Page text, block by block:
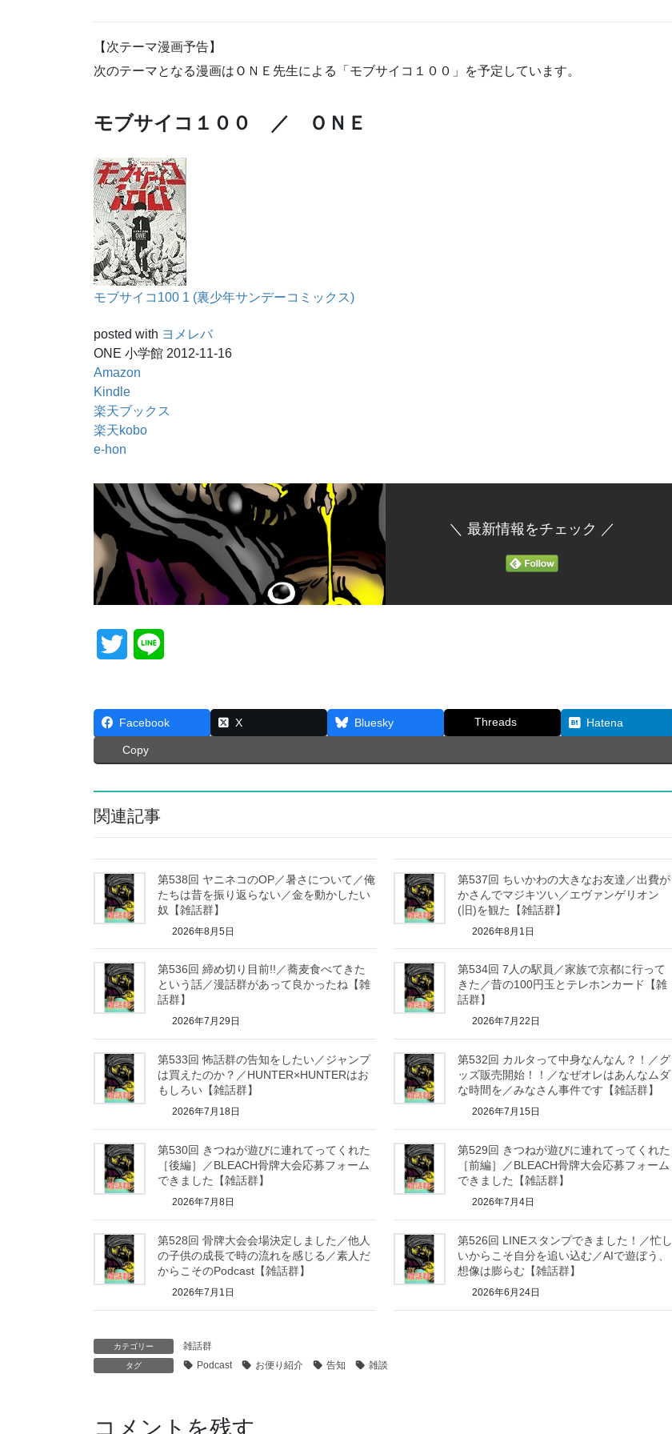
【次テーマ漫画予告】
次のテーマとなる漫画はＯＮＥ先生による「モブサイコ１００」を予定しています。
モブサイコ１００ ／ ＯＮＥ
モブサイコ100 1 (裏少年サンデーコミックス)
posted with ヨメレバ
ONE 小学館 2012-11-16
Amazon
Kindle
楽天ブックス
楽天kobo
e-hon
＼ 最新情報をチェック ／
t
t
e
r
e
Facebook X Bluesky Threads Hatena
Copy
関連記事
第538回 ヤニネコのOP／暑さについて／俺
たちは昔を振り返らない／金を動かしたい
奴【雑話群】
2026年8月5日
第537回 ちいかわの大きなお友達／出費が
かさんでマジキツい／エヴァンゲリオン
(旧)を観た【雑話群】
2026年8月1日
第536回 締め切り目前!!／蕎麦食べてきた
という話／漫話群があって良かったね【雑
話群】
2026年7月29日
第534回 7人の駅員／家族で京都に行って
きた／昔の100円玉とテレホンカード【雑
話群】
2026年7月22日
第533回 怖話群の告知をしたい／ジャンプ
は買えたのか？／HUNTER×HUNTERはお
もしろい【雑話群】
2026年7月18日
第532回 カルタって中身なんなん？！／グ
ッズ販売開始！！／なぜオレはあんなムダ
な時間を／みなさん事件です【雑話群】
2026年7月15日
第530回 きつねが遊びに連れてってくれた
［後編］／BLEACH骨牌大会応募フォーム
できました【雑話群】
2026年7月8日
第529回 きつねが遊びに連れてってくれた
［前編］／BLEACH骨牌大会応募フォーム
できました【雑話群】
2026年7月4日
第528回 骨牌大会会場決定しました／他人
の子供の成長で時の流れを感じる／素人だ
からこそのPodcast【雑話群】
2026年7月1日
第526回 LINEスタンプできました！／忙し
いからこそ自分を追い込む／AIで遊ぼう、
想像は膨らむ【雑話群】
2026年6月24日
カテゴリー 雑話群
タグ Podcast お便り紹介 告知 雑談
コメントを残す